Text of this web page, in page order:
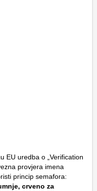
EU uredba o „Verification
provjera imena
princip semafora:
crveno za